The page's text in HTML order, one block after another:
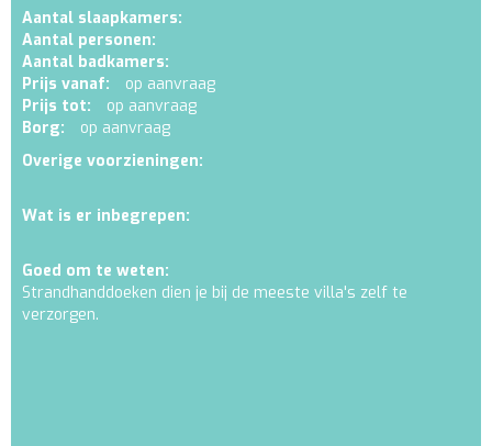
Aantal slaapkamers:
Aantal personen:
Aantal badkamers:
Prijs vanaf:
op aanvraag
Prijs tot:
op aanvraag
Borg:
op aanvraag
Overige voorzieningen:
Wat is er inbegrepen:
Goed om te weten:
Strandhanddoeken dien je bij de meeste villa's zelf te
verzorgen.